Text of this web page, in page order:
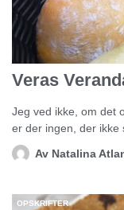
Veras
Jeg ved ikke, om det
er der ingen, der ikke
Av Natalina
OPSKRIFTER